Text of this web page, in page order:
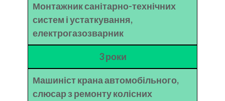
Монтажник санітарно-технічних
систем і устаткування,
електрогазозварник
3 роки
Машиніст крана автомобільного,
слюсар з ремонту колісних